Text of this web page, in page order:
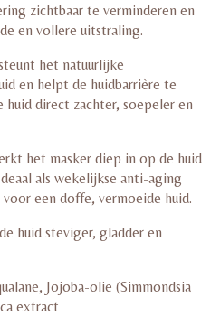
zichtbaar te verminderen en
en vollere uitstraling.
het natuurlijke
en helpt de huidbarrière te
direct zachter, soepeler en
het masker diep in op de huid
als wekelijkse anti-aging
een doffe, vermoeide huid.
huid steviger, gladder en
Jojoba-olie (Simmondsia
extract